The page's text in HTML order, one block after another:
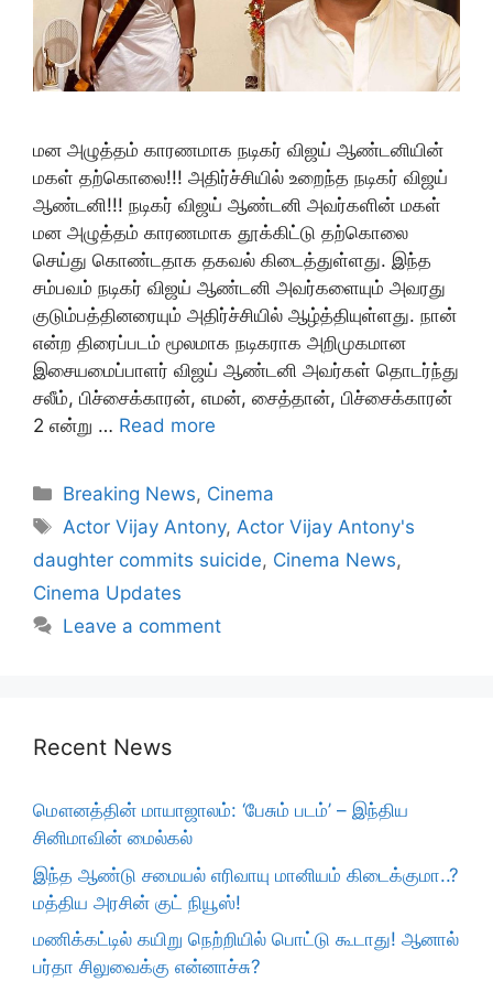
மன அழுத்தம் காரணமாக நடிகர் விஜய் ஆண்டனியின்
மகள் தற்கொலை!!! அதிர்ச்சியில் உறைந்த நடிகர் விஜய்
ஆண்டனி!!! நடிகர் விஜய் ஆண்டனி அவர்களின் மகள்
மன அழுத்தம் காரணமாக தூக்கிட்டு தற்கொலை
செய்து கொண்டதாக தகவல் கிடைத்துள்ளது. இந்த
சம்பவம் நடிகர் விஜய் ஆண்டனி அவர்களையும் அவரது
குடும்பத்தினரையும் அதிர்ச்சியில் ஆழ்த்தியுள்ளது. நான்
என்ற திரைப்படம் மூலமாக நடிகராக அறிமுகமான
இசையமைப்பாளர் விஜய் ஆண்டனி அவர்கள் தொடர்ந்து
சலீம், பிச்சைக்காரன், எமன், சைத்தான், பிச்சைக்காரன்
2 என்று … Read more
Categories
Breaking News, Cinema
Tags
Actor Vijay Antony,Actor Vijay Antony's
daughter commits suicide, Cinema News,
Cinema Updates
Leave a comment
Recent News
மௌனத்தின் மாயாஜாலம்: ‘பேசும் படம்’ – இந்திய
சினிமாவின் மைல்கல்
இந்த ஆண்டு சமையல் எரிவாயு மானியம் கிடைக்குமா..?
மத்திய அரசின் குட் நியூஸ்!
மணிக்கட்டில் கயிறு நெற்றியில் பொட்டு கூடாது! ஆனால்
பர்தா சிலுவைக்கு என்னாச்சு?